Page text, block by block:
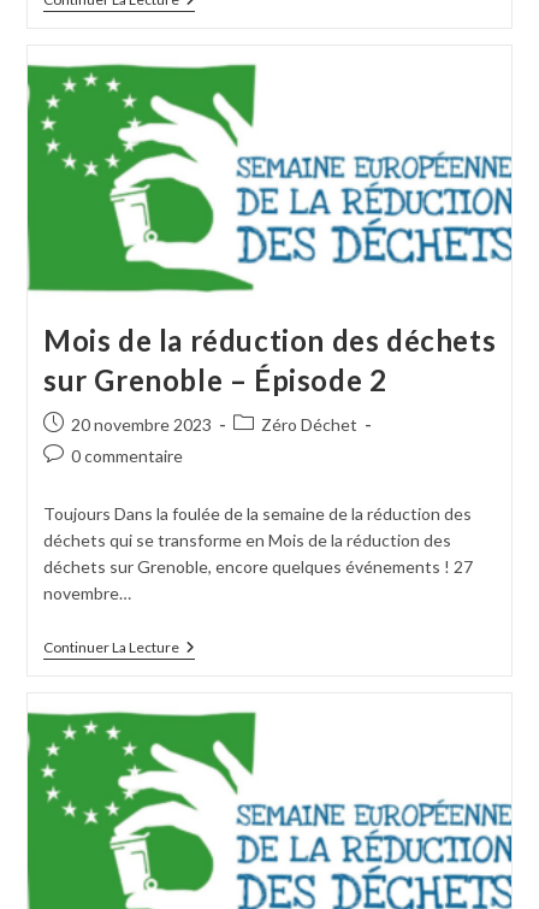
Mois de la réduction des déchets
sur Grenoble – Épisode 2
20 novembre 2023
Zéro Déchet
0 commentaire
Toujours Dans la foulée de la semaine de la réduction des
déchets qui se transforme en Mois de la réduction des
déchets sur Grenoble, encore quelques événements ! 27
novembre…
Continuer La Lecture